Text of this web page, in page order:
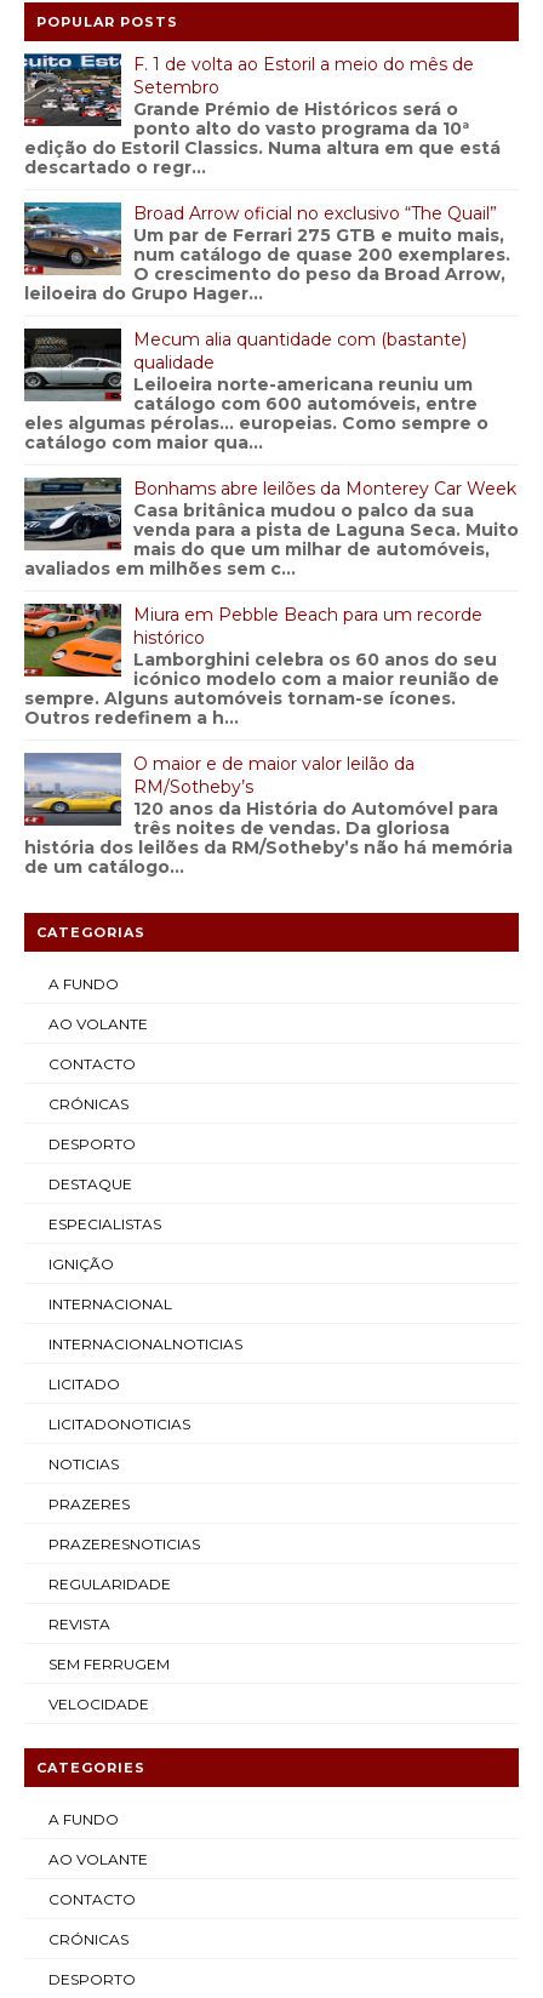
POPULAR POSTS
F. 1 de volta ao Estoril a meio do mês de
Setembro
Grande Prémio de Históricos será o
ponto alto do vasto programa da 10ª
edição do Estoril Classics. Numa altura em que está
descartado o regr...
Broad Arrow oficial no exclusivo “The Quail”
Um par de Ferrari 275 GTB e muito mais,
num catálogo de quase 200 exemplares.
O crescimento do peso da Broad Arrow,
leiloeira do Grupo Hager...
Mecum alia quantidade com (bastante)
qualidade
Leiloeira norte-americana reuniu um
catálogo com 600 automóveis, entre
eles algumas pérolas… europeias. Como sempre o
catálogo com maior qua...
Bonhams abre leilões da Monterey Car Week
Casa britânica mudou o palco da sua
venda para a pista de Laguna Seca. Muito
mais do que um milhar de automóveis,
avaliados em milhões sem c...
Miura em Pebble Beach para um recorde
histórico
Lamborghini celebra os 60 anos do seu
icónico modelo com a maior reunião de
sempre. Alguns automóveis tornam-se ícones.
Outros redefinem a h...
O maior e de maior valor leilão da
RM/Sotheby’s
120 anos da História do Automóvel para
três noites de vendas. Da gloriosa
história dos leilões da RM/Sotheby’s não há memória
de um catálogo...
CATEGORIAS
A FUNDO
AO VOLANTE
CONTACTO
CRÓNICAS
DESPORTO
DESTAQUE
ESPECIALISTAS
IGNIÇÃO
INTERNACIONAL
INTERNACIONALNOTICIAS
LICITADO
LICITADONOTICIAS
NOTICIAS
PRAZERES
PRAZERESNOTICIAS
REGULARIDADE
REVISTA
SEM FERRUGEM
VELOCIDADE
CATEGORIES
A FUNDO
AO VOLANTE
CONTACTO
CRÓNICAS
DESPORTO